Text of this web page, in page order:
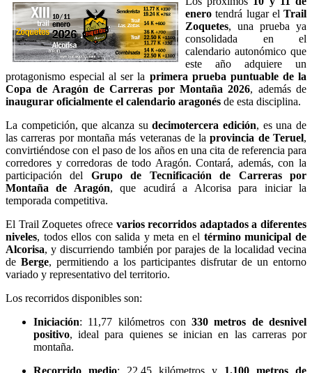
enero tendrá lugar el Trail
Zoquetes, una prueba ya
consolidada en el
calendario autonómico que
este año adquiere un
protagonismo especial al ser la primera prueba puntuable de la
Copa de Aragón de Carreras por Montaña 2026, además de
inaugurar oficialmente el calendario aragonés de esta disciplina.
La competición, que alcanza sudecimotercera edición, es una de
las carreras por montaña más veteranas de laprovincia de Teruel,
convirtiéndose con el paso de los años en una cita de referencia para
corredores y corredoras de todo Aragón. Contará, además, con la
participación del Grupo de Tecnificación de Carreras por
Montaña de Aragón, que acudirá a Alcorisa para iniciar la
temporada competitiva.
El Trail Zoquetes ofrece varios recorridos adaptados a diferentes
niveles, todos ellos con salida y meta en el término municipal de
Alcorisa, y discurriendo también por parajes de la localidad vecina
de Berge, permitiendo a los participantes disfrutar de un entorno
variado y representativo del territorio.
Los recorridos disponibles son:
Iniciación: 11,77 kilómetros con330 metros de desnivel
positivo, ideal para quienes se inician en las carreras por
montaña.
Recorrido medio: 22,45 kilómetros y 1.100 metros de